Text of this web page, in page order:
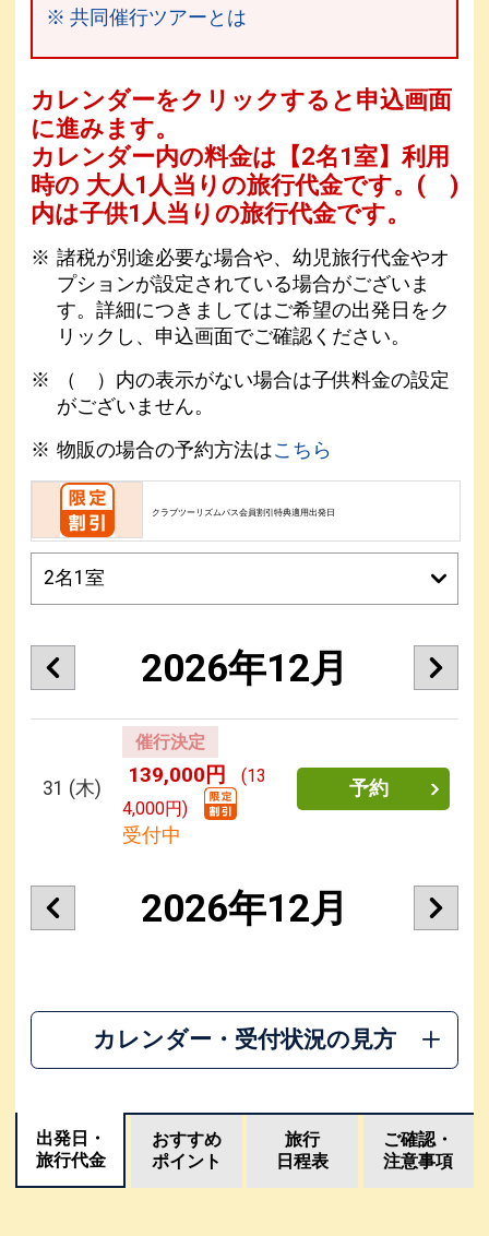
※ 共同催行ツアーとは
カレンダーをクリックすると申込画面
に進みます。
カレンダー内の料金は 【2名1室】利用
時の 大人1人当りの旅行代金です。 ( )
内は子供1人当りの旅行代金です。
諸税が別途必要な場合や、幼児旅行代金やオ
プションが設定されている場合がございま
す。詳細につきましてはご希望の出発日をク
リックし、申込画面でご確認ください。
（ ）内の表示がない場合は子供料金の設定
がございません。
物販の場合の予約方法はこちら
クラブツーリズムパス会員割引特典適用出発日
2026年12月
31 (木)
催行決定
139,000円
(13
4,000円)
受付中
予約
2026年12月
カレンダー・受付状況の見方
出発日・
旅行代金
おすすめ
ポイント
旅行
日程表
ご確認・
注意事項